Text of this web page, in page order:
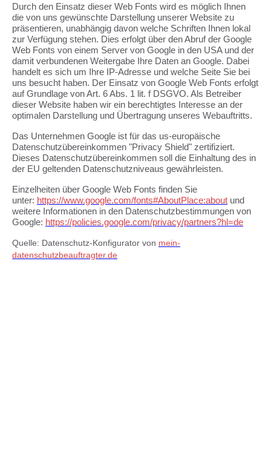
Durch den Einsatz dieser Web Fonts wird es möglich Ihnen
die von uns gewünschte Darstellung unserer Website zu
präsentieren, unabhängig davon welche Schriften Ihnen lokal
zur Verfügung stehen. Dies erfolgt über den Abruf der Google
Web Fonts von einem Server von Google in den USA und der
damit verbundenen Weitergabe Ihre Daten an Google. Dabei
handelt es sich um Ihre IP-Adresse und welche Seite Sie bei
uns besucht haben. Der Einsatz von Google Web Fonts erfolgt
auf Grundlage von Art. 6 Abs. 1 lit. f DSGVO. Als Betreiber
dieser Website haben wir ein berechtigtes Interesse an der
optimalen Darstellung und Übertragung unseres Webauftritts.
Das Unternehmen Google ist für das us-europäische
Datenschutzübereinkommen "Privacy Shield" zertifiziert.
Dieses Datenschutzübereinkommen soll die Einhaltung des in
der EU geltenden Datenschutzniveaus gewährleisten.
Einzelheiten über Google Web Fonts finden Sie
unter: https://www.google.com/fonts#AboutPlace:about und
weitere Informationen in den Datenschutzbestimmungen von
Google: https://policies.google.com/privacy/partners?hl=de
Quelle: Datenschutz-Konfigurator von mein-
datenschutzbeauftragter.de